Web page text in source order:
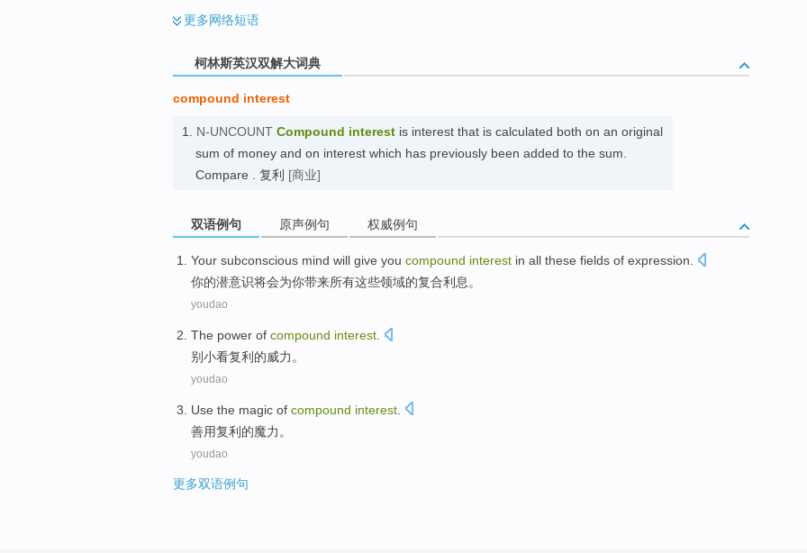
更多网络短语
柯林斯英汉双解大词典
compound interest
1. N-UNCOUNT Compound interest is interest that is calculated both on an original
sum of money and on interest which has previously been added to the sum.
Compare . 复利 [商业]
双语例句 原声例句 权威例句
Your subconscious mind will give you compound interest in all these fields of expression.
你的潜意识将会为你带来所有这些领域的复合利息 。
youdao
The power of compound interest
别小看复利 的威力 。
youdao
Use the magic of compound interest
善用复利的魔力 。
youdao
更多双语例句